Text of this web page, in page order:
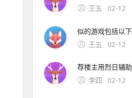
王五
02-12
王五
02-12
李四
02-12